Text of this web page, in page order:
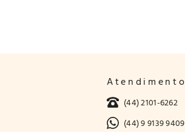
Atendimento
(44) 2101-6262
(44) 9 9139 9409